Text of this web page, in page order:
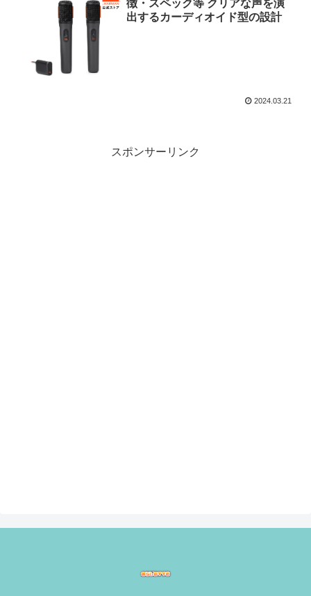
徴・スペック等 クリアな声を演
出するカーディオイド型の設計
2024.03.21
スポンサーリンク